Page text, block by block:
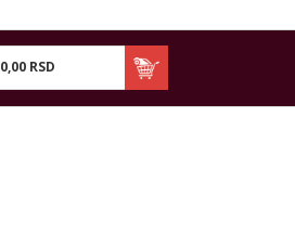
0,00 RSD